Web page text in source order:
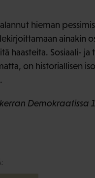
hieman
ainakin
haasteita. Sosiaali-
on historiallisen
Demokraatissa